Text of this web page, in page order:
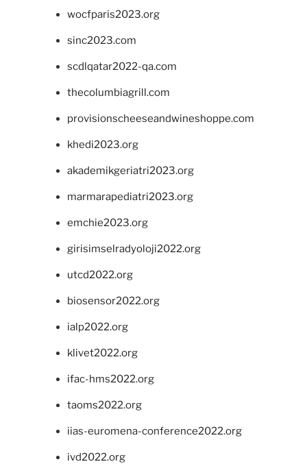
wocfparis2023.org
sinc2023.com
scdlqatar2022-qa.com
thecolumbiagrill.com
provisionscheeseandwineshoppe.com
khedi2023.org
akademikgeriatri2023.org
marmarapediatri2023.org
emchie2023.org
girisimselradyoloji2022.org
utcd2022.org
biosensor2022.org
ialp2022.org
klivet2022.org
ifac-hms2022.org
taoms2022.org
iias-euromena-conference2022.org
ivd2022.org